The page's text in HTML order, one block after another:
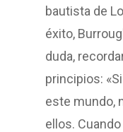
bautista de
éxito,
duda,
principios:
este mundo,
ellos.